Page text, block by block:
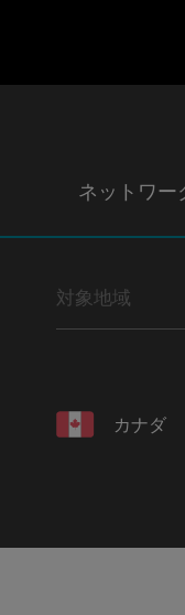
ネットワー
対象地域
カナダ